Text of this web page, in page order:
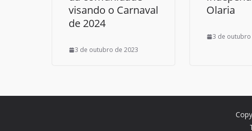
visando o Carnaval
de 2024
3 de outubro de 2023
Olaria
3 de outubro